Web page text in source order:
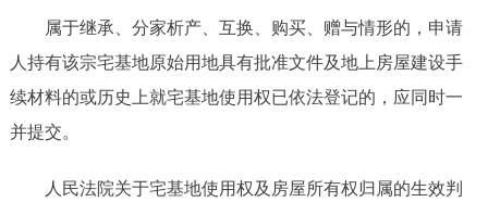
属于继承、分家析产、互换、购买、赠与情形的，申请
人持有该宗宅基地原始用地具有批准文件及地上房屋建设手
续材料的或历史上就宅基地使用权已依法登记的，应同时一
并提交。
人民法院关于宅基地使用权及房屋所有权归属的生效判